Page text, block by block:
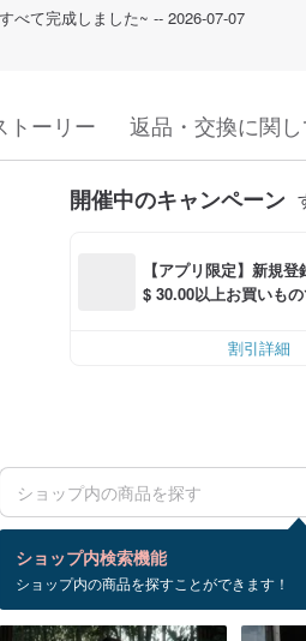
べて完成しました~ -- 2026-07-07
トーリー 返品・交換に関し
開催中のキャンペーン
【アプリ限定】新規
$ 30.00以上お買いもの
割引詳細
ショップ内検索機能
ショップ内の商品を探すことができます！
検索結果：644 件
長袖